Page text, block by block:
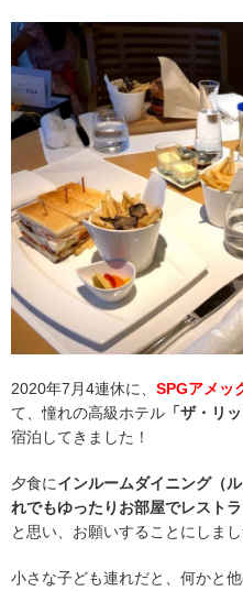
2020年7月4連休に、 SPGアメッ
て、憧れの高級ホテル 「ザ・リ
宿泊してきました！
夕食にインルームダイニング（ル
れでもゆったりお部屋でレスト
と思い、お願いすることにしまし
小さな子ども連れだと、何かと